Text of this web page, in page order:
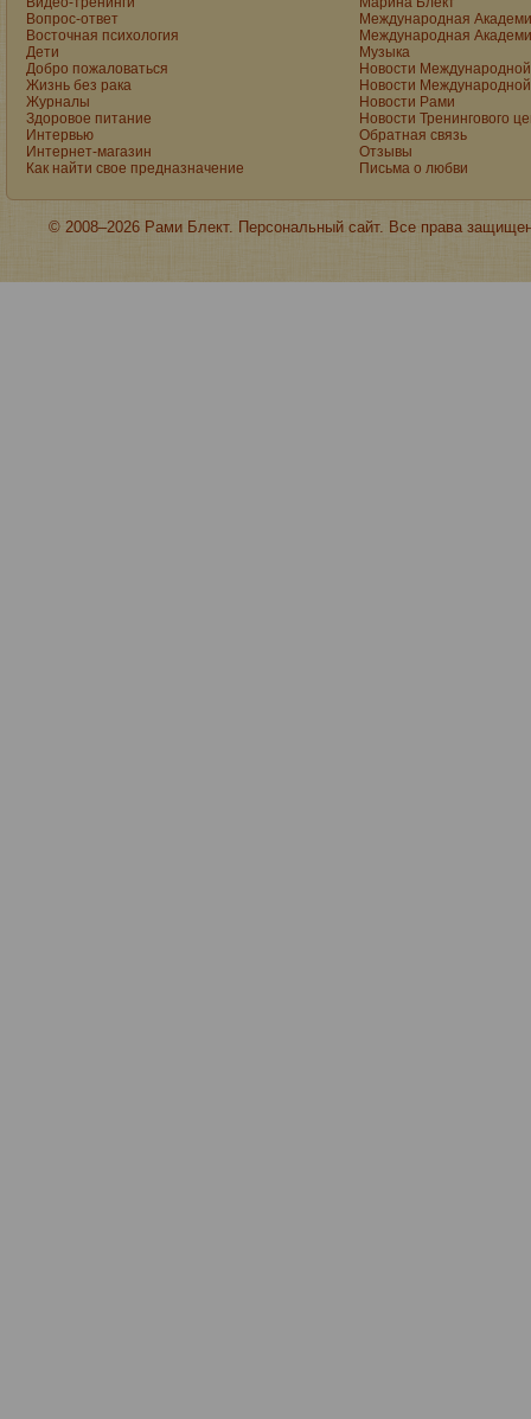
Вопрос-ответ
Восточная психология
Дети
Добро пожаловаться
Жизнь без рака
Журналы
Здоровое питание
Интервью
Интернет-магазин
Как найти свое предназначение
Международная
Международная
Музыка
Новости
Новости
Новости Рами
Новости Тренингового
Обратная связь
Отзывы
Письма о любви
© 2008–2026 Рами Блект. Персональный сайт. Все права